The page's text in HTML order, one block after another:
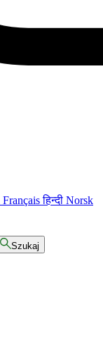
Françaisहिन्दी Norsk
Szukaj